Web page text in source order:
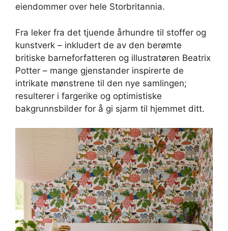
eiendommer over hele Storbritannia.
Fra leker fra det tjuende århundre til stoffer og
kunstverk – inkludert de av den berømte
britiske barneforfatteren og illustratøren Beatrix
Potter – mange gjenstander inspirerte de
intrikate mønstrene til den nye samlingen;
resulterer i fargerike og optimistiske
bakgrunnsbilder for å gi sjarm til hjemmet ditt.